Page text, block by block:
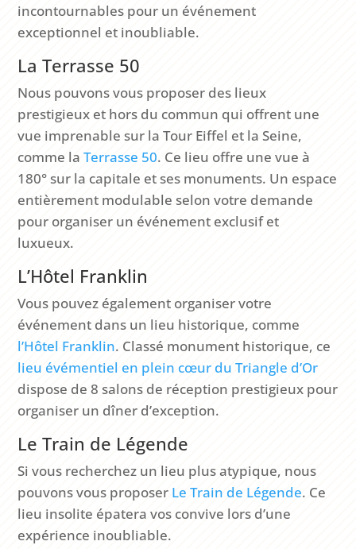
incontournables pour un événement
exceptionnel et inoubliable.
La Terrasse 50
Nous pouvons vous proposer des lieux
prestigieux et hors du commun qui offrent une
vue imprenable sur la Tour Eiffel et la Seine,
comme laTerrasse 50. Ce lieu offre une vue à
180° sur la capitale et ses monuments. Un espace
entièrement modulable selon votre demande
pour organiser un événement exclusif et
luxueux.
L’Hôtel Franklin
Vous pouvez également organiser votre
événement dans un lieu historique, comme
l’Hôtel Franklin. Classé monument historique, ce
lieu évémentiel en plein cœur du Triangle d’Or
dispose de 8 salons de réception prestigieux pour
organiser un dîner d’exception.
Le Train de Légende
Si vous recherchez un lieu plus atypique, nous
pouvons vous proposer Le Train de Légende. Ce
lieu insolite épatera vos convive lors d’une
expérience inoubliable.